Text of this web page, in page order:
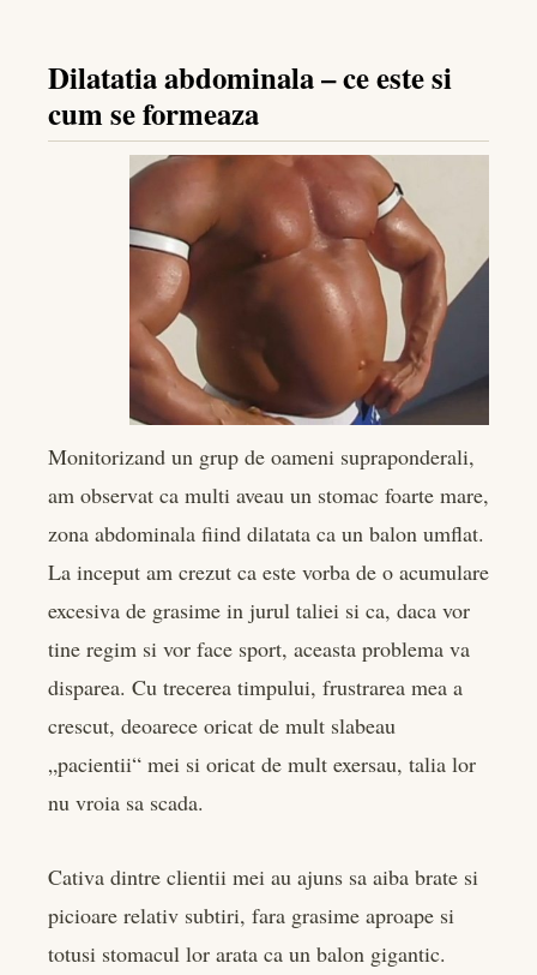
Dilatatia abdominala – ce este si
cum se formeaza
Monitorizand un grup de oameni supraponderali,
am observat ca multi aveau un stomac foarte mare,
zona abdominala fiind dilatata ca un balon umflat.
La inceput am crezut ca este vorba de o acumulare
excesiva de grasime in jurul taliei si ca, daca vor
tine regim si vor face sport, aceasta problema va
disparea. Cu trecerea timpului, frustrarea mea a
crescut, deoarece oricat de mult slabeau
„pacientii“ mei si oricat de mult exersau, talia lor
nu vroia sa scada.
Cativa dintre clientii mei au ajuns sa aiba brate si
picioare relativ subtiri, fara grasime aproape si
totusi stomacul lor arata ca un balon gigantic.